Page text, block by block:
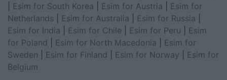
Esim for South Korea Esim for Austria
Esim for
Netherlands
Esim for Australia Esim for Russia
Esim for India
Esim for Chile Esim for Peru
Esim
for Poland
Esim for North Macedonia
Esim for
Sweden
Esim for Finland Esim for Norway
Esim for
Belgium